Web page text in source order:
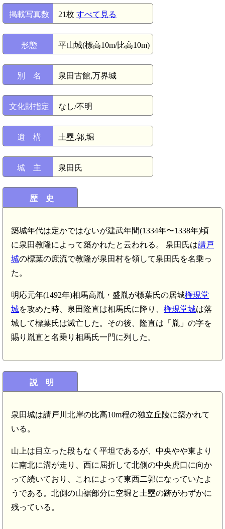
掲載写真数 21枚 すべて見る
形態 平山城(標高10m/比高10m)
別 名 泉田古館,万界城
文化財指定 なし/不明
遺 構 土塁,郭,堀
城 主 泉田氏
歴 史
築城年代は定かではないが建武年間(1334年〜1338年)頃
に泉田教隆によって築かれたと云われる。 泉田氏は請戸
城の標葉の庶流で教隆が泉田村を領して泉田氏を名乗っ
た。
明応元年(1492年)相馬高胤・盛胤が標葉氏の居城権現堂
城を攻めた時、泉田隆直は相馬氏に降り、 権現堂城は落
城して標葉氏は滅亡した。その後、隆直は「胤」の字を
賜り胤直と名乗り相馬氏一門に列した。
説 明
泉田城は請戸川北岸の比高10m程の独立丘陵に築かれて
いる。
山上は目立った段もなく平坦であるが、中央やや東より
に南北に溝が走り、西に屈折して北側の中央虎口に向か
って続いており、これによって東西二郭になっていたよ
うである。北側の山裾部分に空堀と土塁の跡がわずかに
残っている。